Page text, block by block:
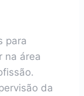
para
na área
da